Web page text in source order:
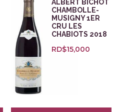
ALBERT BICHOT
CHAMBOLLE-
MUSIGNY 1ER
CRU LES
CHABIOTS 2018
RD$15,000